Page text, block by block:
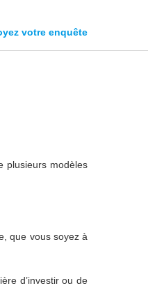
votre enquête
plusieurs modèles
que vous soyez à
d’investir ou de